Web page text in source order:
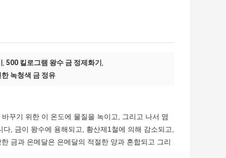
, 500 킬로그램 왕수 금 정제화기 ,
녹청색 금 정유
꾸기 위한 이 온도에 물질을 녹이고, 그리고 나서 염
, 금이 왕수에 용해되고, 황산제1철에 의해 감소되고,
금과 은메달은 은메달의 적절한 양과 혼합되고 그리